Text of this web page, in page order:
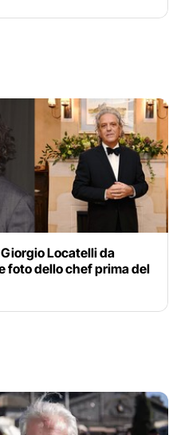
Locatelli da
foto dello chef prima del